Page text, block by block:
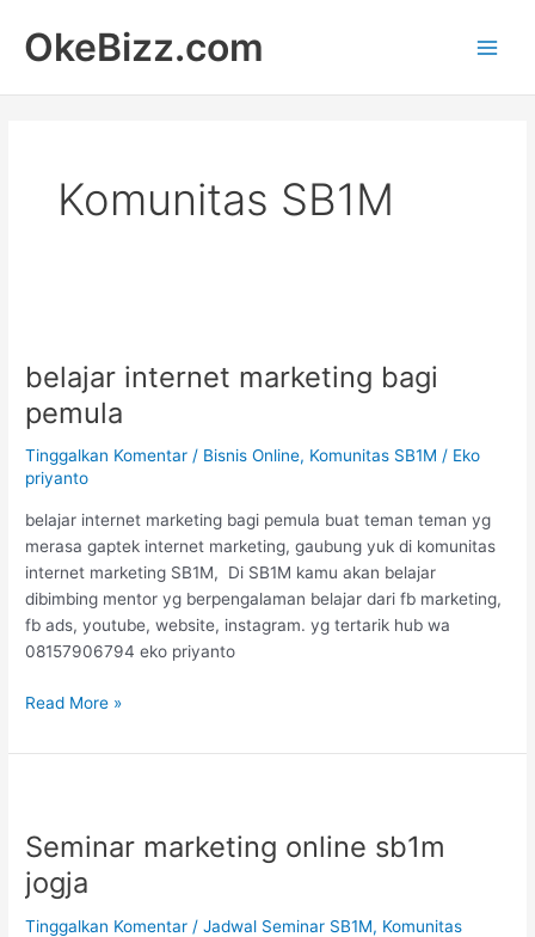
kontenOkeBizz.com
Komunitas SB1M
belajar internet marketing bagi
pemula
Tinggalkan Komentar / Bisnis Online, Komunitas SB1M / Eko
priyanto
belajar internet marketing bagi pemula buat teman teman yg
merasa gaptek internet marketing, gaubung yuk di komunitas
internet marketing SB1M, Di SB1M kamu akan belajar
dibimbing mentor yg berpengalaman belajar dari fb marketing,
fb ads, youtube, website, instagram. yg tertarik hub wa
08157906794 eko priyanto
marketing
pemula
Read More »
Seminar marketing online sb1m
jogja
Tinggalkan Komentar /Jadwal Seminar SB1M, Komunitas
online
sb1m
jogja